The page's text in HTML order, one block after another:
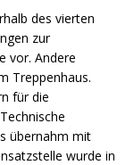
des vierten
zur
vor. Andere
Treppenhaus.
für die
übernahm mit
wurde in